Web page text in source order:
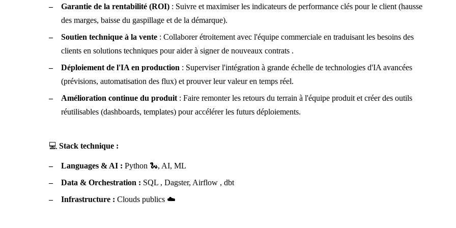
Garantie de la rentabilité (ROI) : Suivre et maximiser les indicateurs de performance clés pour le client (hausse
des marges, baisse du gaspillage et de la démarque).
Soutien technique à la vente : Collaborer étroitement avec l'équipe commerciale en traduisant les besoins des
clients en solutions techniques pour aider à signer de nouveaux contrats .
Déploiement de l'IA en production : Superviser l'intégration à grande échelle de technologies d'IA avancées
(prévisions, automatisation des flux) et prouver leur valeur en temps réel.
Amélioration continue du produit : Faire remonter les retours du terrain à l'équipe produit et créer des outils
réutilisables (dashboards, templates) pour accélérer les futurs déploiements.
💻 Stack technique :
Languages & AI : Python 🐍, AI, ML
Data & Orchestration : SQL , Dagster, Airflow , dbt
Infrastructure : Clouds publics ☁️